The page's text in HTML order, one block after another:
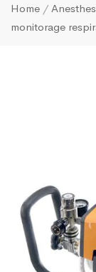
Home /
monitorage